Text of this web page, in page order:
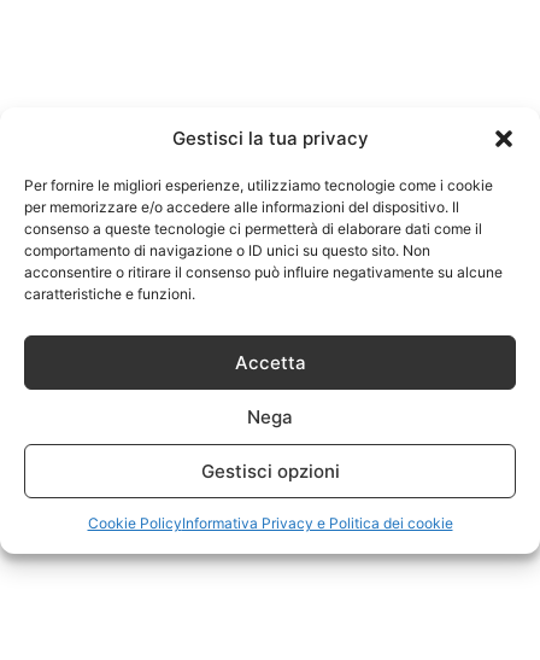
Gestisci la tua privacy
Per fornire le migliori esperienze, utilizziamo tecnologie come i cookie
per memorizzare e/o accedere alle informazioni del dispositivo. Il
consenso a queste tecnologie ci permetterà di elaborare dati come il
comportamento di navigazione o ID unici su questo sito. Non
acconsentire o ritirare il consenso può influire negativamente su alcune
caratteristiche e funzioni.
Accetta
Nega
Gestisci opzioni
Cookie PolicyInformativa Privacy e Politica dei cookie